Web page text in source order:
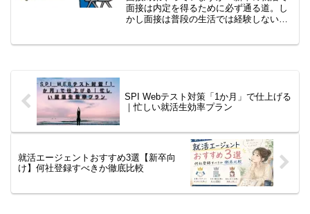
面接は内定を得るために必ず通る道。し
かし面接は普段の生活では経験しないも
えるものじゃないの？
SPI Webテスト対策「1か月」で仕上げる
｜忙しい就活生効率プラン
就活エージェントおすすめ3選【新卒向
け】何社登録すべきか徹底比較